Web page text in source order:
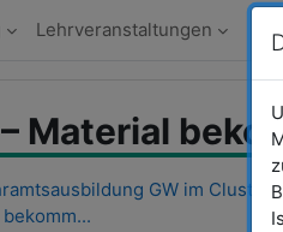
Lehrveranstaltungen
– Material
GW im Clust...
bekomm...